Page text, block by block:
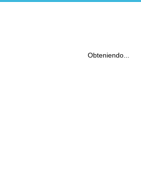
Obteniendo...